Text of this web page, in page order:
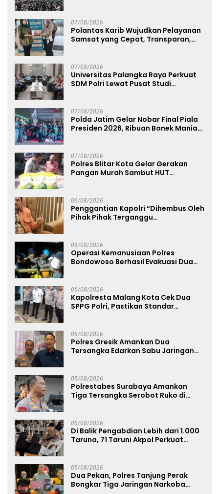
07/08/2026
Polantas Karib Wujudkan Pelayanan
Samsat yang Cepat, Transparan,
07/08/2026
Universitas Palangka Raya Perkuat
SDM Polri Lewat Pusat Studi
07/08/2026
Polda Jatim Gelar Nobar Final Piala
Presiden 2026, Ribuan Bonek Mania
07/08/2026
Polres Blitar Kota Gelar Gerakan
Pangan Murah Sambut HUT
06/08/2026
Penggantian Kapolri “Dihembus Oleh
Pihak Pihak Terganggu
06/08/2026
Operasi Kemanusiaan Polres
Bondowoso Berhasil Evakuasi Dua
06/08/2026
Kapolresta Malang Kota Cek Dua
SPPG Polri, Pastikan Standar
06/08/2026
Polres Gresik Amankan Dua
Tersangka Edarkan Sabu Jaringan
05/08/2026
Polrestabes Surabaya Amankan
Tiga Tersangka Serobot Ruko di
05/08/2026
Di Balik Pengabdian Lebih dari 1.000
Taruna, 71 Taruni Akpol Perkuat
05/08/2026
Dua Pekan, Polres Tanjung Perak
Bongkar Tiga Jaringan Narkoba